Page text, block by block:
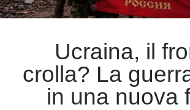
Archivio
Categorie
Ucraina, il
crolla? La
in una nuova